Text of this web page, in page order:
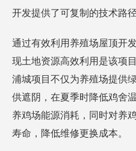
开发提供了可复制的技术路径
通过有效利用养殖场屋顶开
现土地资源高效利用是该项
浦城项目不仅为养殖场提供
供遮阴，在夏季时降低鸡舍
养鸡场能源消耗，同时对养
寿命，降低维修更换成本。